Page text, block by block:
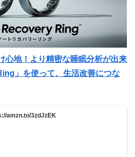
心地！より精密な睡眠分析が出来
」を使って、生活改善につな
amzn.to/3zdJzEK